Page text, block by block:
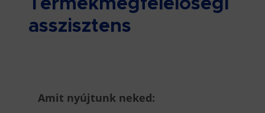
Termékmegfelelőségi
asszisztens
Amit nyújtunk neked: